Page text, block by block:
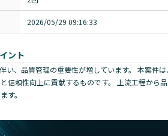
2026/05/29 09:16:33
ント
い、品質管理の重要性が増しています。 本案件
信頼性向上に貢献するものです。 上流工程から
す。